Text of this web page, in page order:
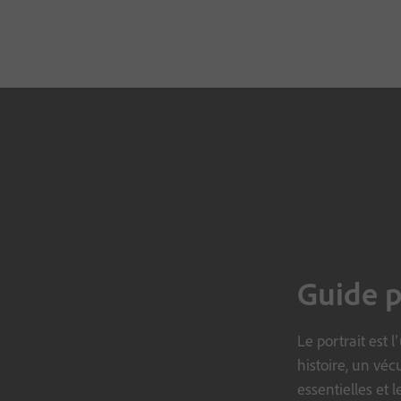
Guide
Le portrait est
histoire, un
essentielles et